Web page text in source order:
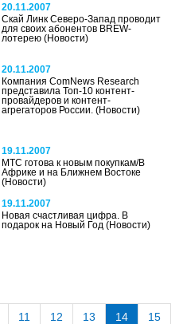
20.11.2007
Скай Линк Северо-Запад проводит
для своих абонентов BREW-
лотерею(Новости)
20.11.2007
Компания ComNews Research
представила Топ-10 контент-
провайдеров и контент-
агрегаторов России.(Новости)
19.11.2007
МТС готова к новым покупкам/В
Африке и на Ближнем Востоке
(Новости)
19.11.2007
Новая счастливая цифра. В
подарок на Новый Год(Новости)
11 12 13 14 15